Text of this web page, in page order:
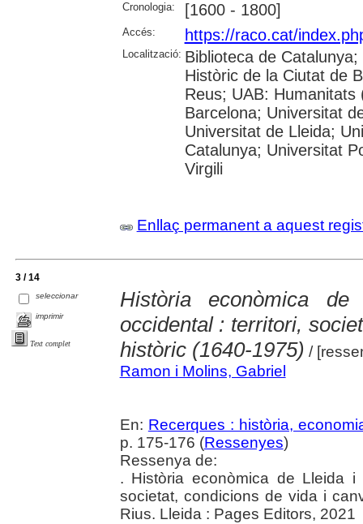
Cronologia: [1600 - 1800]
Accés: https://raco.cat/
Localització: Biblioteca de
Històric de la Ciutat de
Reus; UAB:
Barcelona; Universitat
Universitat de Lleida;
Catalunya; Universitat
Virgili
Enllaç permanent a aquest
3 / 14
seleccionar
imprimir
Text complet
Història econòmica
occidental : territori,
històric (1640-1975) /
Ramon i Molins, Gabriel
En: Recerques : història,
p. 175-176 (Ressenyes)
Ressenya de:
. Història econòmica de Lleida
societat, condicions de vida i
Rius. Lleida : Pages Editors, 2021